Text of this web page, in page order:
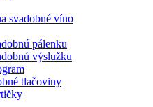
svadobné víno
pálenku
výslužku
tlačoviny